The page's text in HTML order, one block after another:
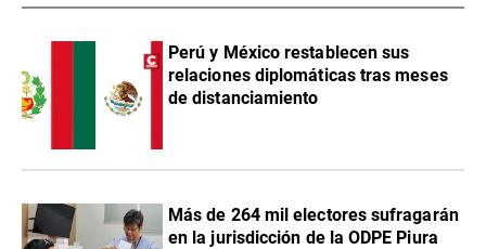
Perú y México restablecen sus
relaciones diplomáticas tras meses
de distanciamiento
Más de 264 mil electores sufragarán
en la jurisdicción de la ODPE Piura